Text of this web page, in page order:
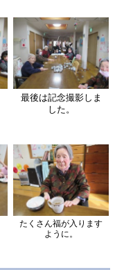
最後は記念撮影しま
した。
たくさん福が入ります
ように。